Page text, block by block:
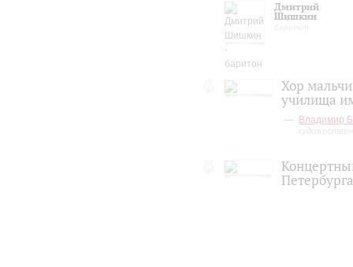
Дмитрий
Шишкин
Хор
училища
Владимир
Петербурга